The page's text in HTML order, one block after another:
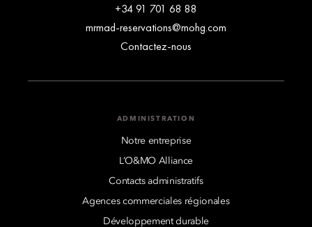
+34 91 701 68 88
mrmad-reservations@mohg.com
Contactez-nous
ADMINISTRATION
Notre entreprise
L’O&MO Alliance
Contacts administratifs
Agences commerciales régionales
Développement durable